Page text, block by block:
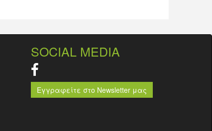
SOCIAL MEDIA
Εγγραφείτε στο Newsletter μας